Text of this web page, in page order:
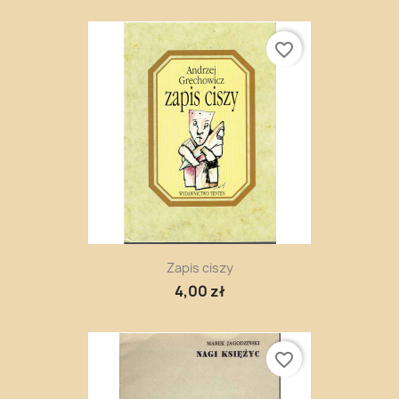
Zapis ciszy
4,00 zł
favorite_border
favorite_border